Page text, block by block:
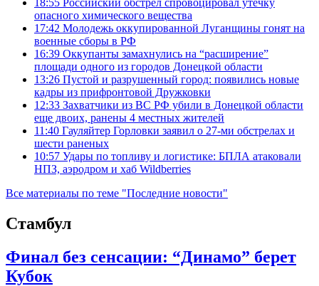
опасного химического вещества
17:42 Молодежь оккупированной Луганщины гонят на
военные сборы в РФ
16:39 Оккупанты замахнулись на “расширение”
площади одного из городов Донецкой области
13:26 Пустой и разрушенный город: появились новые
кадры из прифронтовой Дружковки
12:33 Захватчики из ВС РФ убили в Донецкой области
еще двоих, ранены 4 местных жителей
11:40 Гауляйтер Горловки заявил о 27-ми обстрелах и
шести раненых
10:57 Удары по топливу и логистике: БПЛА атаковали
НПЗ, аэродром и хаб Wildberries
Все материалы по теме "Последние новости"
Стамбул
Финал без сенсации: “Динамо” берет
Кубок